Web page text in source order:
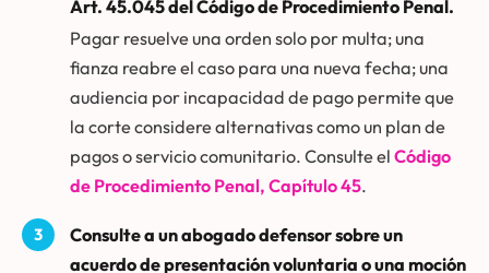
Art. 45.045 del Código de Procedimiento Penal.
Pagar resuelve una orden solo por multa; una
fianza reabre el caso para una nueva fecha; una
audiencia por incapacidad de pago permite que
la corte considere alternativas como un plan de
pagos o servicio comunitario. Consulte el Código
de Procedimiento Penal, Capítulo 45.
Consulte a un abogado defensor sobre un
acuerdo de presentación voluntaria o una moción